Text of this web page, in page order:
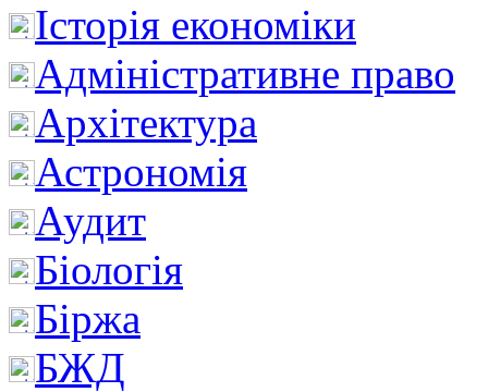
Історія економіки
Адміністративне право
Архітектура
Астрономія
Аудит
Біологія
Біржа
БЖД